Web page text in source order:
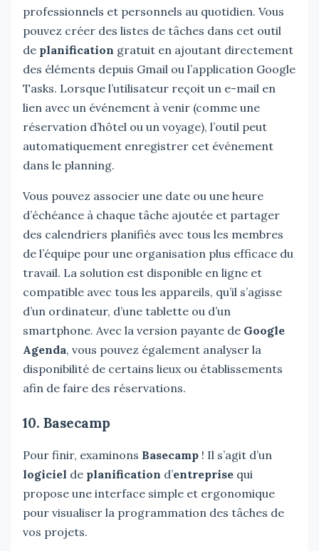
professionnels et personnels au quotidien. Vous
pouvez créer des listes de tâches dans cet outil
de planification gratuit en ajoutant directement
des éléments depuis Gmail ou l’application Google
Tasks. Lorsque l’utilisateur reçoit un e-mail en
lien avec un événement à venir (comme une
réservation d’hôtel ou un voyage), l’outil peut
automatiquement enregistrer cet événement
dans le planning.
Vous pouvez associer une date ou une heure
d’échéance à chaque tâche ajoutée et partager
des calendriers planifiés avec tous les membres
de l’équipe pour une organisation plus efficace du
travail. La solution est disponible en ligne et
compatible avec tous les appareils, qu’il s’agisse
d’un ordinateur, d’une tablette ou d’un
smartphone. Avec la version payante de Google
Agenda, vous pouvez également analyser la
disponibilité de certains lieux ou établissements
afin de faire des réservations.
10. Basecamp
Pour finir, examinons Basecamp ! Il s’agit d’un
logiciel de planification d’entreprise qui
propose une interface simple et ergonomique
pour visualiser la programmation des tâches de
vos projets.